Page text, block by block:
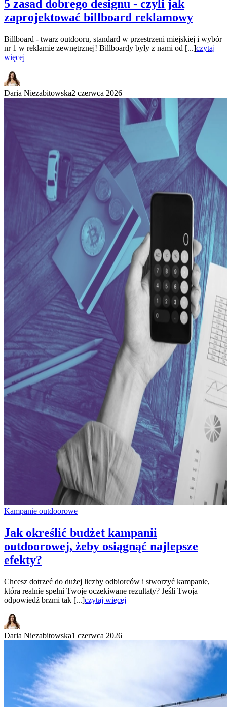
5 zasad dobrego designu - czyli jak
zaprojektować billboard reklamowy
Billboard - twarz outdooru, standard w przestrzeni miejskiej i wybór
nr 1 w reklamie zewnętrznej! Billboardy były z nami od [...]czytaj
więcej
Daria Niezabitowska2 czerwca 2026
Kampanie outdoorowe
Jak określić budżet kampanii
outdoorowej, żeby osiągnąć najlepsze
efekty?
Chcesz dotrzeć do dużej liczby odbiorców i stworzyć kampanie,
która realnie spełni Twoje oczekiwane rezultaty? Jeśli Twoja
odpowiedź brzmi tak [...]czytaj więcej
Daria Niezabitowska1 czerwca 2026